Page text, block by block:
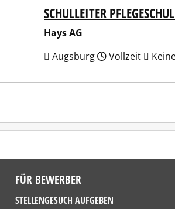
SCHULLEITER
Hays AG
Augsburg
Vollzeit
FÜR BEWERBER
STELLENGESUCH AUFGEBEN